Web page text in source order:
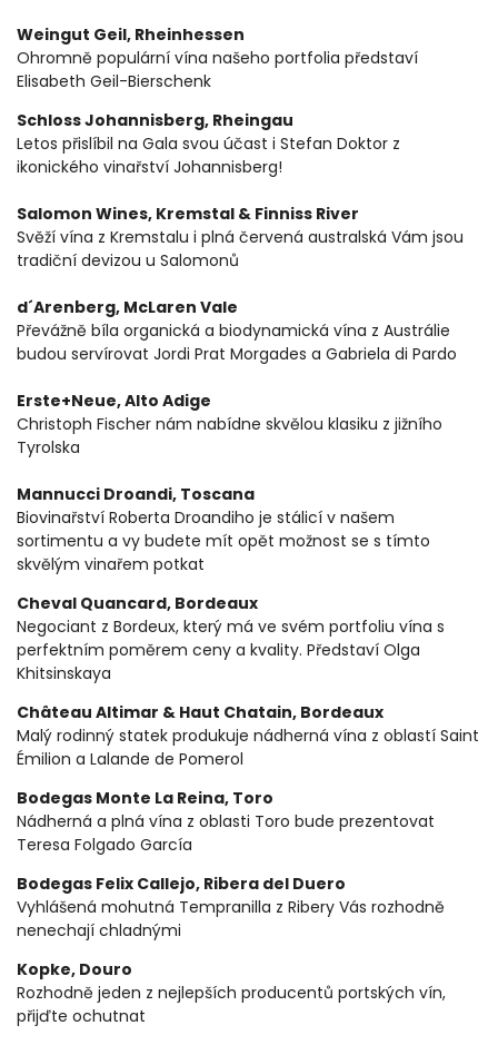
Weingut Geil, Rheinhessen
Ohromně populární vína našeho portfolia představí
Elisabeth Geil-Bierschenk
Schloss Johannisberg, Rheingau
Letos přislíbil na Gala svou účast i Stefan Doktor z
ikonického vinařství Johannisberg!
Salomon Wines, Kremstal & Finniss River
Svěží vína z Kremstalu i plná červená australská Vám jsou
tradiční devizou u Salomonů
d´Arenberg, McLaren Vale
Převážně bíla organická a biodynamická vína z Austrálie
budou servírovat Jordi Prat Morgades a Gabriela di Pardo
Erste+Neue, Alto Adige
Christoph Fischer nám nabídne skvělou klasiku z jižního
Tyrolska
Mannucci Droandi, Toscana
Biovinařství Roberta Droandiho je stálicí v našem
sortimentu a vy budete mít opět možnost se s tímto
skvělým vinařem potkat
Cheval Quancard, Bordeaux
Negociant z Bordeux, který má ve svém portfoliu vína s
perfektním poměrem ceny a kvality. Představí Olga
Khitsinskaya
Château Altimar & Haut Chatain, Bordeaux
Malý rodinný statek produkuje nádherná vína z oblastí Saint
Émilion a Lalande de Pomerol
Bodegas Monte La Reina, Toro
Nádherná a plná vína z oblasti Toro bude prezentovat
Teresa Folgado García
Bodegas Felix Callejo, Ribera del Duero
Vyhlášená mohutná Tempranilla z Ribery Vás rozhodně
nenechají chladnými
Kopke, Douro
Rozhodně jeden z nejlepších producentů portských vín,
přijďte ochutnat